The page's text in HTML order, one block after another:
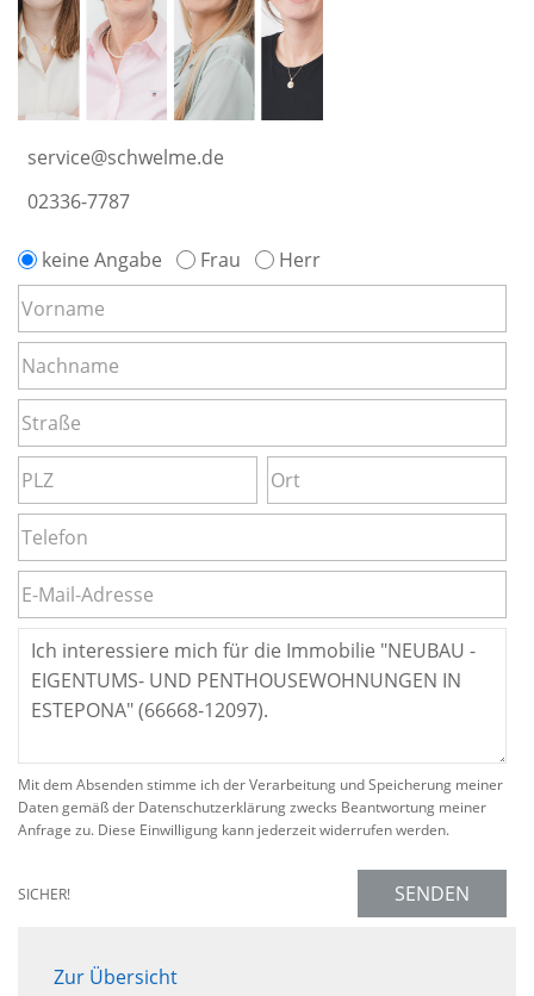
service@schwelme.de
02336-7787
keine Angabe Frau Herr
Mit dem Absenden stimme ich der Verarbeitung und Speicherung meiner
Daten gemäß der Datenschutzerklärung zwecks Beantwortung meiner
Anfrage zu. Diese Einwilligung kann jederzeit widerrufen werden.
SICHER! SENDEN
Zur Übersicht